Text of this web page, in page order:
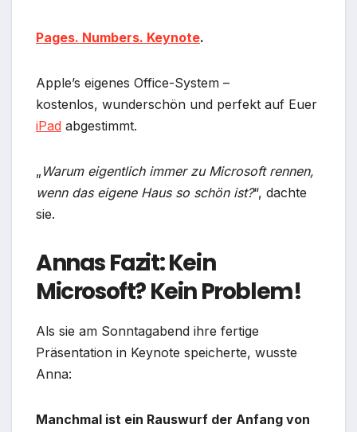
Pages. Numbers. Keynote.
Apple’s eigenes Office-System –
kostenlos, wunderschön und perfekt auf Euer
iPad abgestimmt.
„ Warum eigentlich immer zu Microsoft rennen,
wenn das eigene Haus so schön ist?“, dachte
sie.
Annas Fazit: Kein
Microsoft? Kein Problem!
Als sie am Sonntagabend ihre fertige
Präsentation in Keynote speicherte, wusste
Anna:
Manchmal ist ein Rauswurf der Anfang von